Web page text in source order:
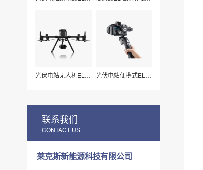
光伏电站无人机EL扫
光伏电站便携式EL检
联系我们
CONTACT US
莱克斯新能源科技有限公司